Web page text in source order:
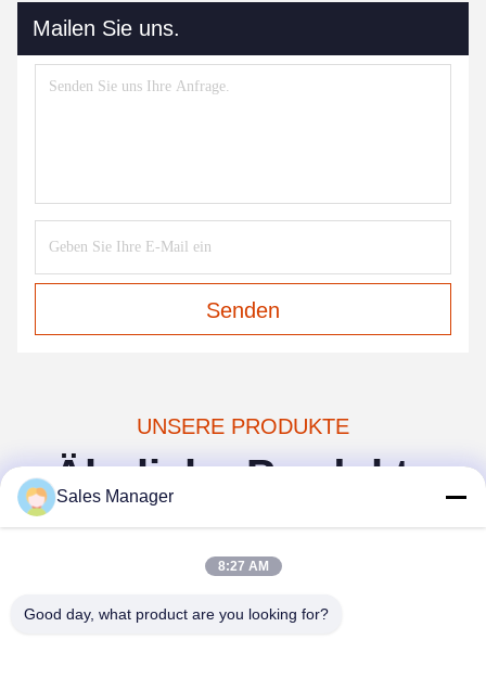
Mailen Sie uns.
Senden
UNSERE PRODUKTE
Ähnliche Produkte
Sales Manager
8:27 AM
Good day, what product are you looking for?